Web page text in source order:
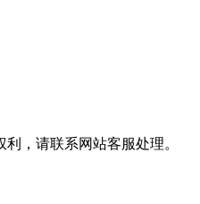
，请联系网站客服处理。